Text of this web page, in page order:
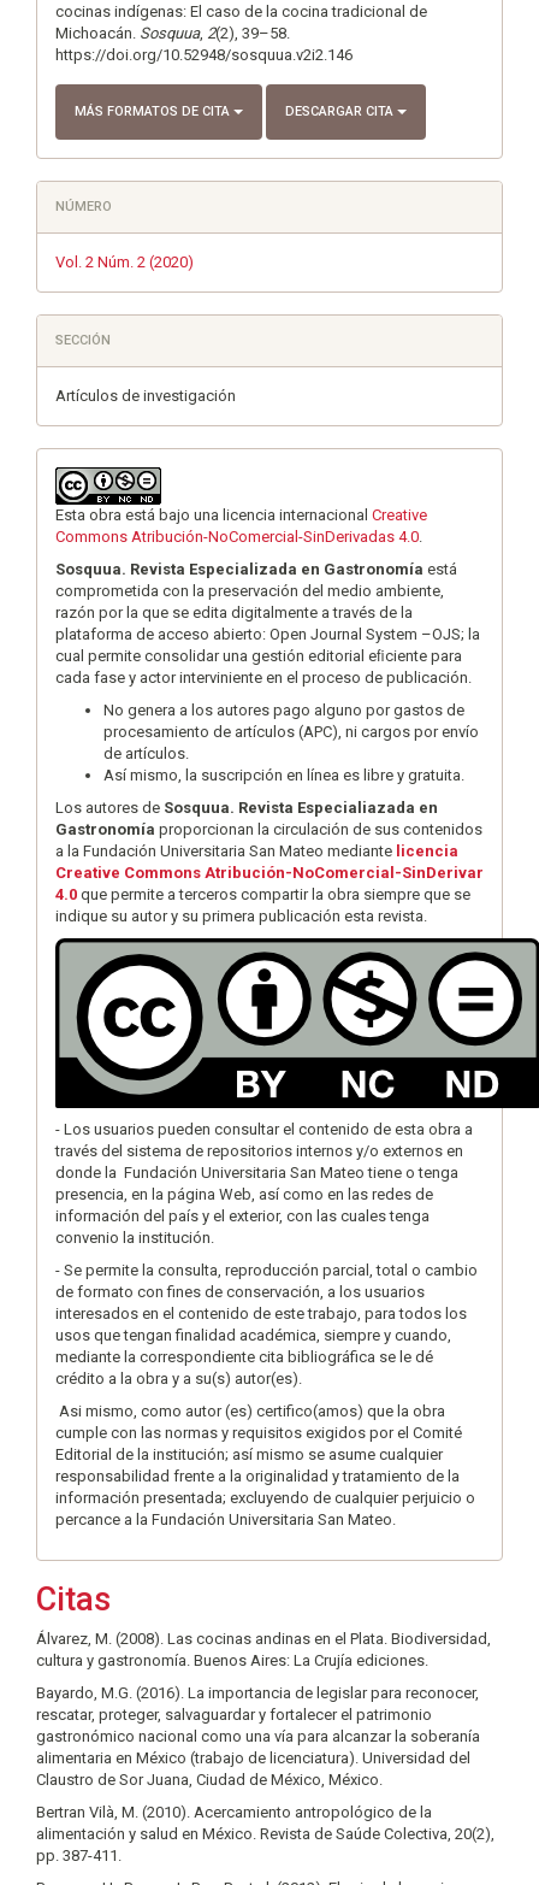
cocinas indígenas: El caso de la cocina tradicional de
Michoacán. Sosquua, 2(2), 39–58.
https://doi.org/10.52948/sosquua.v2i2.146
MÁS FORMATOS DE CITA DESCARGAR CITA
NÚMERO
Vol. 2 Núm. 2 (2020)
SECCIÓN
Artículos de investigación
Esta obra está bajo una licencia internacional Creative
Commons Atribución-NoComercial-SinDerivadas 4.0
Sosquua. Revista Especializada en Gastronomía está
comprometida con la preservación del medio ambiente,
razón por la que se edita digitalmente a través de la
plataforma de acceso abierto: Open Journal System –OJS; la
cual permite consolidar una gestión editorial eﬁciente para
cada fase y actor interviniente en el proceso de publicación.
No genera a los autores pago alguno por gastos de
procesamiento de artículos (APC), ni cargos por envío
de artículos.
Así mismo, la suscripción en línea es libre y gratuita.
Los autores de Sosquua. Revista Especialiazada en
Gastronomía proporcionan la circulación de sus contenidos
a la Fundación Universitaria San Mateo mediante licencia
Creative Commons Atribución-NoComercial-SinDerivar
4.0 que permite a terceros compartir la obra siempre que se
indique su autor y su primera publicación esta revista.
- Los usuarios pueden consultar el contenido de esta obra a
través del sistema de repositorios internos y/o externos en
donde la Fundación Universitaria San Mateo tiene o tenga
presencia, en la página Web, así como en las redes de
información del país y el exterior, con las cuales tenga
convenio la institución.
- Se permite la consulta, reproducción parcial, total o cambio
de formato con fines de conservación, a los usuarios
interesados en el contenido de este trabajo, para todos los
usos que tengan finalidad académica, siempre y cuando,
mediante la correspondiente cita bibliográfica se le dé
crédito a la obra y a su(s) autor(es).
Asi mismo, como autor (es) certifico(amos) que la obra
cumple con las normas y requisitos exigidos por el Comité
Editorial de la institución; así mismo se asume cualquier
responsabilidad frente a la originalidad y tratamiento de la
información presentada; excluyendo de cualquier perjuicio o
percance a la Fundación Universitaria San Mateo.
Citas
Álvarez, M. (2008). Las cocinas andinas en el Plata. Biodiversidad,
cultura y gastronomía. Buenos Aires: La Crujía ediciones.
Bayardo, M.G. (2016). La importancia de legislar para reconocer,
rescatar, proteger, salvaguardar y fortalecer el patrimonio
gastronómico nacional como una vía para alcanzar la soberanía
alimentaria en México (trabajo de licenciatura). Universidad del
Claustro de Sor Juana, Ciudad de México, México.
Bertran Vilà, M. (2010). Acercamiento antropológico de la
alimentación y salud en México. Revista de Saúde Colectiva, 20(2),
pp. 387-411.